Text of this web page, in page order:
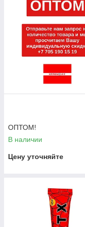
ОПТОМ!
В наличии
Цену уточняйте